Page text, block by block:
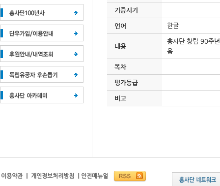
기증시기
언어 한글
내용
흥사단 창립 90주
음
목차
평가등급
비고